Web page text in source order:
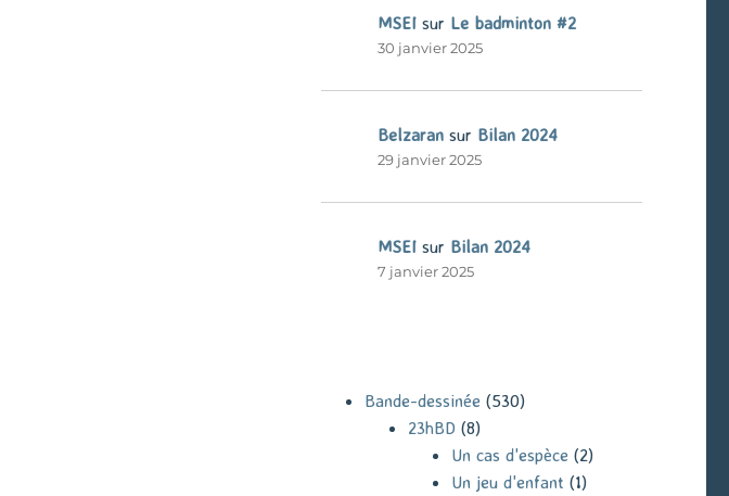
MSEIsur Le badminton #2
30 janvier 2025
Belzaransur Bilan 2024
29 janvier 2025
MSEIsur Bilan 2024
7 janvier 2025
Bande-dessinée (530)
23hBD (8)
Un cas d'espèce (2)
Un jeu d'enfant (1)